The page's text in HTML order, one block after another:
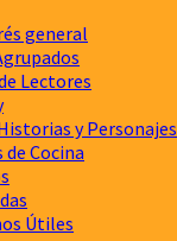
general
Lectores
y Personajes
de Cocina
Útiles